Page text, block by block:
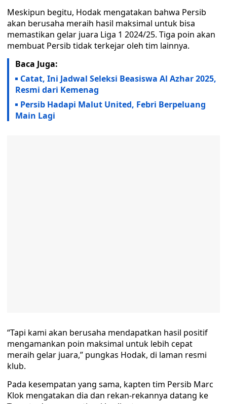
Meskipun begitu, Hodak mengatakan bahwa Persib
akan berusaha meraih hasil maksimal untuk bisa
memastikan gelar juara Liga 1 2024/25. Tiga poin akan
membuat Persib tidak terkejar oleh tim lainnya.
Baca Juga:
Catat, Ini Jadwal Seleksi Beasiswa Al Azhar 2025,
Resmi dari Kemenag
Persib Hadapi Malut United, Febri Berpeluang
Main Lagi
“Tapi kami akan berusaha mendapatkan hasil positif
mengamankan poin maksimal untuk lebih cepat
meraih gelar juara,” pungkas Hodak, di laman resmi
klub.
Pada kesempatan yang sama, kapten tim Persib Marc
Klok mengatakan dia dan rekan-rekannya datang ke